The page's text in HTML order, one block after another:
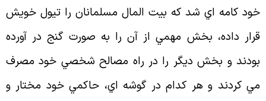
كامه اي شد كه بيت المال مسلمانان را تيول خويش
داده، بخش مهمي از آن را به صورت گنج در آورده
و بخش ديگر را در راه مصالح شخصي خود مصرف
كردند و هر كدام در گوشه اي، حاكمي خود مختار و